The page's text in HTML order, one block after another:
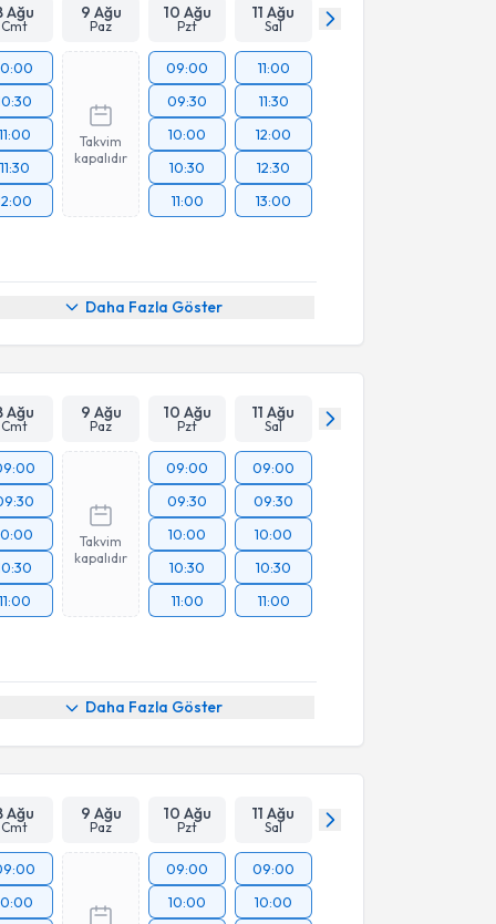
Ağu
Cmt
9 Ağu
Paz
10 Ağu
Pzt
11 Ağu
Sal
11:30
Takvim
kapalıdır
09:00
09:30
10:00
10:30
11:00
11:00
11:30
12:00
12:30
13:00
Daha Fazla Göster
Ağu
Cmt
9 Ağu
Paz
10 Ağu
Pzt
11 Ağu
Sal
Takvim
kapalıdır
09:00
09:30
10:00
10:30
11:00
09:00
09:30
10:00
10:30
11:00
Daha Fazla Göster
Ağu
Cmt
9 Ağu
Paz
10 Ağu
Pzt
11 Ağu
Sal
09:00
10:00
09:00
10:00